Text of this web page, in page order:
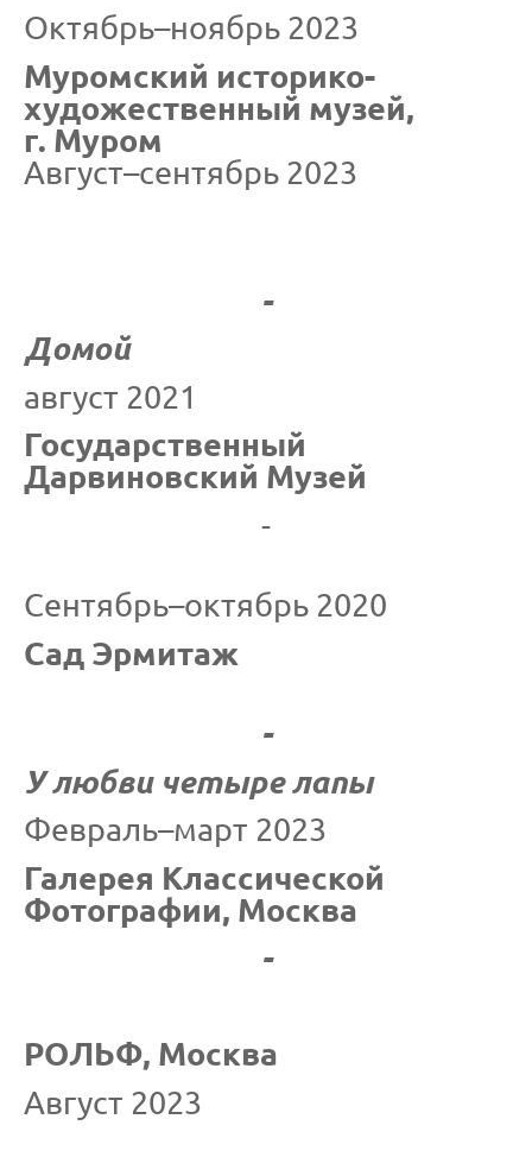
Октябрь–ноябрь 2023
Муромский историко-
художественный музей,
г. Муром
Август–сентябрь 2023
-
Домой
август 2021
Государственный
Дарвиновский Музей
-
Сентябрь–октябрь 2020
Сад Эрмитаж
-
У любви четыре лапы
Февраль–март 2023
Галерея Классической
Фотографии, Москва
-
РОЛЬФ, Москва
Август 2023